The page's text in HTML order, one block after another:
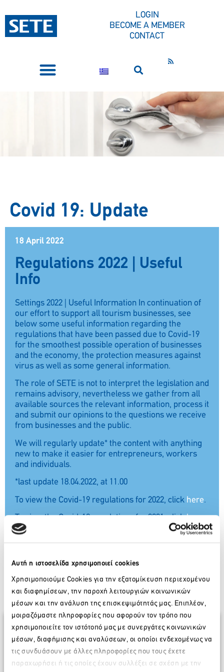
Αυτή η ιστοσελίδα χρησιμοποιεί cookies
Χρησιμοποιούμε Cookies για την εξατομίκευση περιεχομένου
και διαφημίσεων, την παροχή λειτουργιών κοινωνικών
μέσων και την ανάλυση της επισκεψιμότητάς μας. Επιπλέον,
μοιραζόμαστε πληροφορίες που αφορούν τον τρόπο που
χρησιμοποιείτε τον ιστότοπό μας με συνεργάτες κοινωνικών
μέσων, διαφήμισης και αναλύσεων, οι οποίοι ενδεχομένως να
τις συνδυάσουν με άλλες πληροφορίες που τους έχετε
παραχωρήσει ή τις οποίες έχουν συλλέξει σε σχέση με την
LOGIN
BECOME A MEMBER
CONTACT
Covid 19: Update
18 April 2022
Regulations 2022 | Useful
Info
Settings 2022 | Useful Information In continuation of
our effort to support all tourism businesses, see
below some useful information regarding the
regulations that have been passed due to Covid-19
for the smoothest possible operation of businesses
and the economy, the protection measures against
virus as well as some general information.
The role of SETE is not to interpret the legislation and
remains advisory, nevertheless we gather from all
available sources the relevant information, process it
and submit our opinions to the questions we receive
from businesses and the public.
We will regularly update* the content with anything
new to make it easier for entrepreneurs, workers
and individuals.
*last update 18.04.2022, at 11.00
To view the Covid-19 regulations for 2022, click here.
To view the Covid-19 regulations for 2021, clickhere.
To view the Covid-19 regulations for 2020, clickhere.